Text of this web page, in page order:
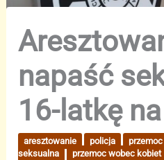
napaść
16-latkę
aresztowanie policja
seksualna
przemoc wobec kobiet